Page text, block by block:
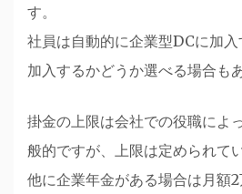
す。
社員は自動的に企業型DCに加入
加入するかどうか選べる場合も
掛金の上限は会社での役職によ
般的ですが、上限は定められてい
他に企業年金がある場合は月額